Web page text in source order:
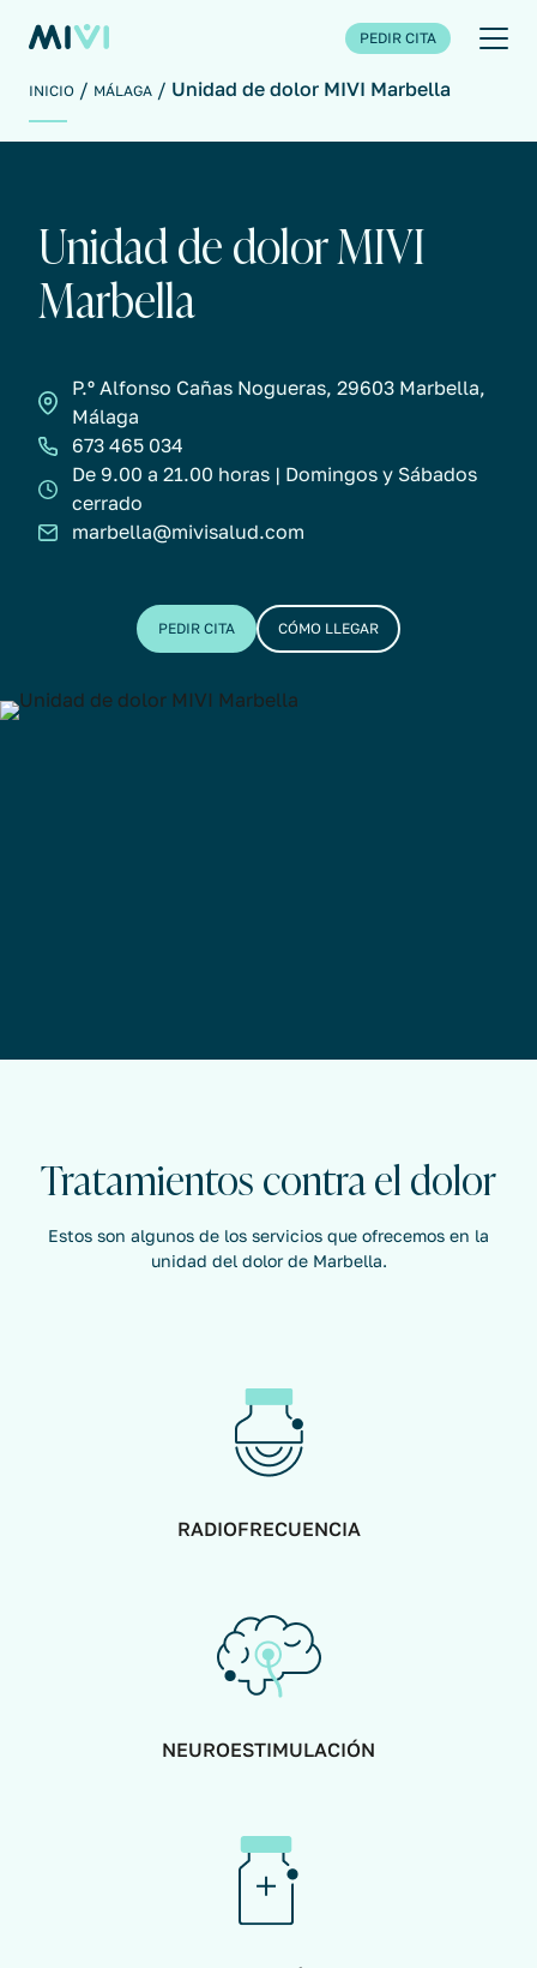
PEDIR CITA
INICIO MÁLAGA Unidad de dolor MIVI Marbella
Unidad de dolor MIVI
Marbella
P.º Alfonso Cañas Nogueras, 29603 Marbella,
Málaga
673 465 034
De 9.00 a 21.00 horas | Domingos y Sábados
cerrado
marbella@mivisalud.com
PEDIR CITA CÓMO LLEGAR
Tratamientos contra el dolor
Estos son algunos de los servicios que ofrecemos en la
unidad del dolor de Marbella.
RADIOFRECUENCIA
NEUROESTIMULACIÓN